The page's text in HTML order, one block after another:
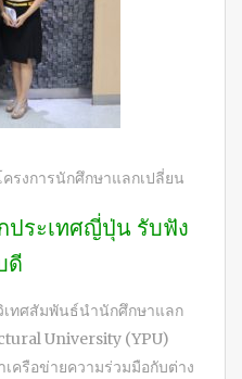
ครงการนักศึกษาแลกเปลี่ยน
ระเทศญี่ปุ่น รับฟัง
ดี
ทศสัมพันธ์นำนักศึกษาแลก
University (YPU)
ครือข่ายความร่วมมือกับต่าง